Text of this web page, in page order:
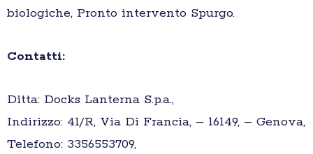
biologiche, Pronto intervento Spurgo.
Contatti:
Ditta: Docks Lanterna S.p.a.,
Indirizzo: 41/R, Via Di Francia, – 16149, – Genova,
Telefono: 3356553709,